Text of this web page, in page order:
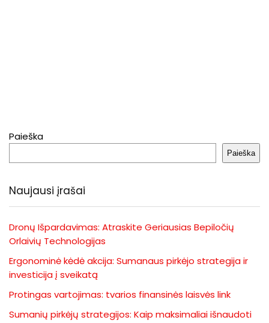
Paieška
Paieška
Naujausi įrašai
Dronų Išpardavimas: Atraskite Geriausias Bepiločių
Orlaivių Technologijas
Ergonominė kėdė akcija: Sumanaus pirkėjo strategija ir
investicija į sveikatą
Protingas vartojimas: tvarios finansinės laisvės link
Sumanių pirkėjų strategijos: Kaip maksimaliai išnaudoti